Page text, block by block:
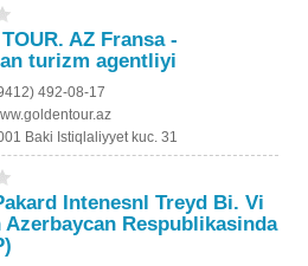
AZ Fransa -
turizm agentliyi
492-08-17
Baki Istiqlaliyyet kuc. 31
Intenesnl Treyd Bi. Vi
Respublikasinda